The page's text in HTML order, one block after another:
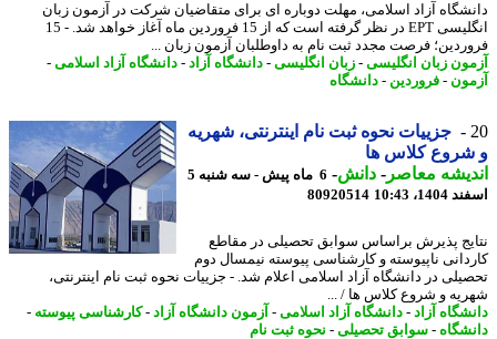
آزاد اسلامی، مهلت دوباره ای برای متقاضیان شرکت در آزمون زبان
انگلیسی EPT در نظر گرفته است که از 15 فروردین ماه آغاز خواهد شد. - 15
فرصت مجدد ثبت نام به داوطلبان آزمون زبان ...
زبان انگلیسی-زبان انگلیسی-دانشگاه آزاد- دانشگاه آزاد اسلامی-
-فروردین -دانشگاه
جزییات نحوه ثبت نام اینترنتی، شهریه
کلاس ها
معاصر-دانش -
6 ماه پیش - سه شنبه 5
10:43
80920514
پذیرش براساس سوابق تحصیلی در مقاطع
ناپیوسته و کارشناسی پیوسته نیمسال دوم
در دانشگاه آزاد اسلامی اعلام شد. - جزییات نحوه ثبت نام اینترنتی،
و شروع کلاس ها / ...
آزاد- دانشگاه آزاد اسلامی-آزمون دانشگاه آزاد- کارشناسی پیوسته-
-سوابق تحصیلی-نحوه ثبت نام